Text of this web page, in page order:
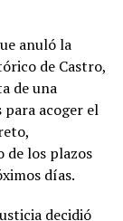
anuló la
de Castro,
de una
acoger el
de los plazos
días.
decidió